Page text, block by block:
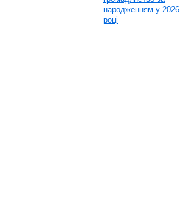
народженням у 2026
році